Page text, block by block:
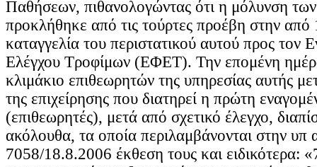
Παθήσεων, πιθανολογώντας ότι η μόλυνση
προκλήθηκε από τις τούρτες προέβη στην
καταγγελία του περιστατικού αυτού προς τον
Ελέγχου Τροφίμων (ΕΦΕΤ). Την επομένη
κλιμάκιο επιθεωρητών της υπηρεσίας αυτής
της επιχείρησης που διατηρεί η πρώτη
(επιθεωρητές), μετά από σχετικό έλεγχο,
ακόλουθα, τα οποία περιλαμβάνονται στην υπ
7058/18.8.2006 έκθεση τους και ειδικότερα: